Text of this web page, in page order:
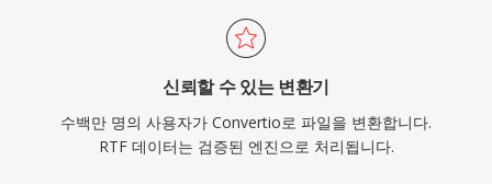
신뢰할 수 있는 변환기
수백만 명의 사용자가 Convertio로 파일을 변환합니다.
RTF 데이터는 검증된 엔진으로 처리됩니다.